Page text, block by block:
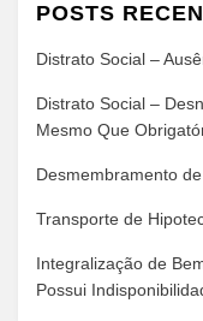
POSTS
Distrato Social –
Distrato Social –
Mesmo Que
Desmembramento
Transporte de
Integralização de
Possui